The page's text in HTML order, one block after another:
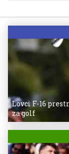
Lovci F-16
za golf